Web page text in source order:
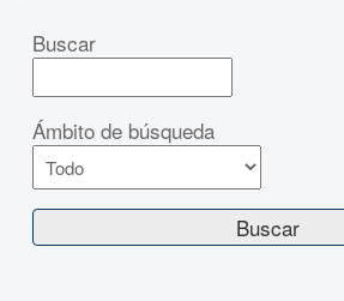
Buscar
Ámbito de búsqueda